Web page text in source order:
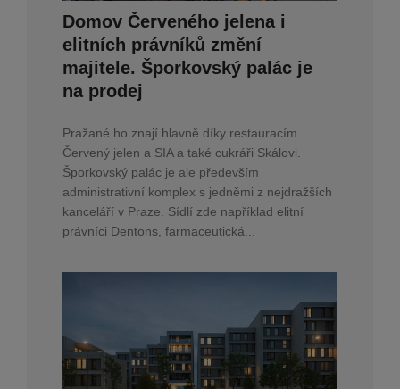
Domov Červeného jelena i
elitních právníků změní
majitele. Šporkovský palác je
na prodej
Pražané ho znají hlavně díky restauracím
Červený jelen a SIA a také cukráři Skálovi.
Šporkovský palác je ale především
administrativní komplex s jedněmi z nejdražších
kanceláří v Praze. Sídlí zde například elitní
právníci Dentons, farmaceutická...